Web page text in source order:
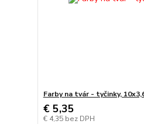
Farby na tvár - tyčinky,
€ 5,35
€ 4,35 bez DPH